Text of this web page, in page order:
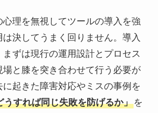
心理を無視してツールの導入を強
決してうまく回りません。導入
ずは現行の運用設計とプロセス
と膝を突き合わせて行う必要が
起きた障害対応やミスの事例を
うすれば同じ失敗を防げるか」を